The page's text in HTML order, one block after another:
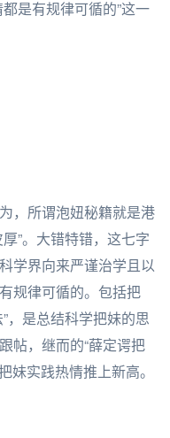
是有规律可循的”这一
，所谓泡妞秘籍就是港
”。大错特错，这七字
学界向来严谨治学且以
规律可循的。包括把
，是总结科学把妹的思
帖，继而的“薛定谔把
妹实践热情推上新高。